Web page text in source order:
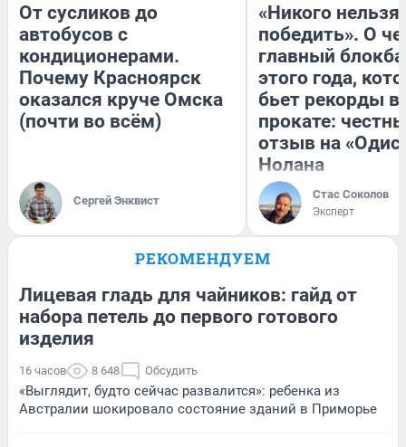
От сусликов до
автобусов с
кондиционерами.
Почему Красноярск
оказался круче Омска
(почти во всём)
Сергей Энквист
«Никого нельзя
победить». О
главный
этого года,
бьет рекорды в
прокате:
отзыв на
Нолана
Стас Соколов
Эксперт
РЕКОМЕНДУЕМ
Лицевая гладь для чайников: гайд от
набора петель до первого готового
изделия
16 часов 8 648 Обсудить
«Выглядит, будто сейчас развалится»: ребенка из
Австралии шокировало состояние зданий в Приморье